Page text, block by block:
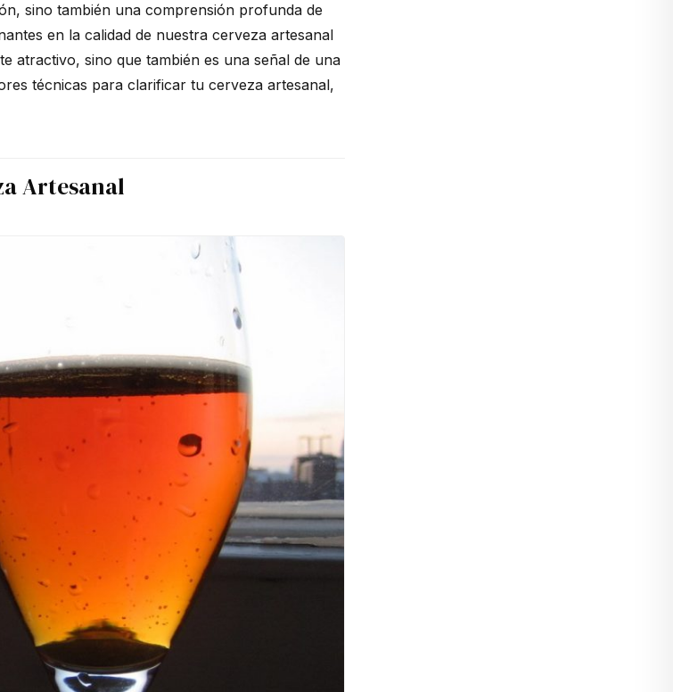
sino también una comprensión profunda de
en la calidad de nuestra cerveza artesanal
atractivo, sino que también es una señal de una
técnicas para clarificar tu cerveza artesanal,
Artesanal